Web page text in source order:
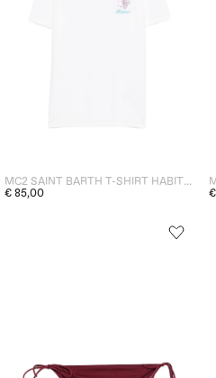
MC2 SAINT BARTH T-SHIRT HABITUE DONNA BIANCO
€ 85,00